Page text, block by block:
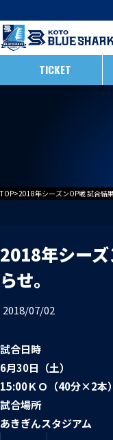
TICKET
TOP>2018年シーズンOP戦 試合結
2018年シー
らせ。
2018/07/02
試合日時
6月30日（土）
15:00ＫＯ（40分×2本）
試合場所
あきぎんスタジアム
インフォメー
お知らせ
D1/D2入替
第4戦ホス
第3戦ホス
チームについ
パートナー
パートナー
お問い合わせ